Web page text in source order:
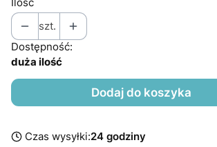
szt.
Dostępność:
duża ilość
Dodaj do koszyka
Czas wysyłki:24 godziny